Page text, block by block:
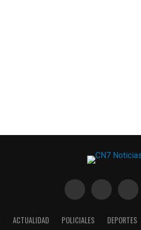
ACTUALIDAD POLICIALES DEPORTES